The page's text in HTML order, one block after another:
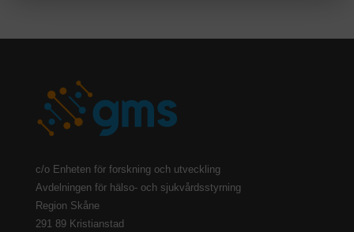
c/o Enheten för forskning och utveckling
Avdelningen för hälso- och sjukvårdsstyrning
Region Skåne
291 89 Kristianstad